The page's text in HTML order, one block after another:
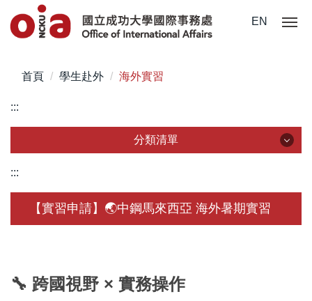
到
區
EN
首頁 學生赴外 海外實習
:::
分類清單
關於我們
在校須知
:::
【實習申請】🌏中鋼馬來西亞 海外暑期實習
🔧 跨國視野 × 實務操作